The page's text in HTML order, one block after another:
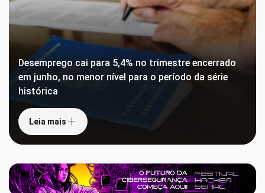
Desemprego cai para 5,4% no trimestre encerrado
em junho, no menor nível para o período da série
histórica
Leia mais